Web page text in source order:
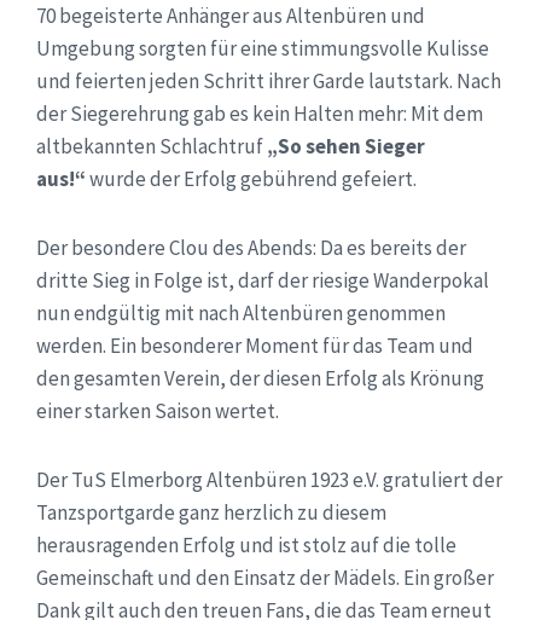
70 begeisterte Anhänger aus Altenbüren und
Umgebung sorgten für eine stimmungsvolle Kulisse
und feierten jeden Schritt ihrer Garde lautstark. Nach
der Siegerehrung gab es kein Halten mehr: Mit dem
altbekannten Schlachtruf„So sehen Sieger
aus!“wurde der Erfolg gebührend gefeiert.
Der besondere Clou des Abends: Da es bereits der
dritte Sieg in Folge ist, darf der riesige Wanderpokal
nun endgültig mit nach Altenbüren genommen
werden. Ein besonderer Moment für das Team und
den gesamten Verein, der diesen Erfolg als Krönung
einer starken Saison wertet.
Der TuS Elmerborg Altenbüren 1923 e.V. gratuliert der
Tanzsportgarde ganz herzlich zu diesem
herausragenden Erfolg und ist stolz auf die tolle
Gemeinschaft und den Einsatz der Mädels. Ein großer
Dank gilt auch den treuen Fans, die das Team erneut